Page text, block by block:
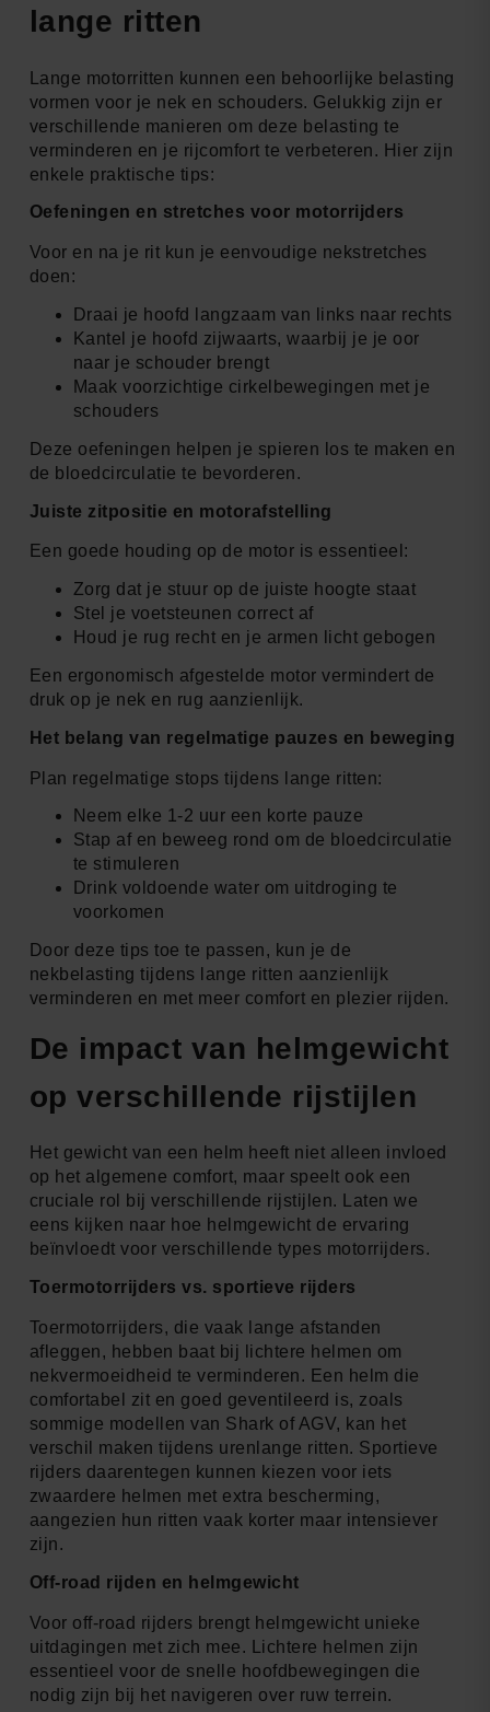
lange ritten
Lange motorritten kunnen een behoorlijke belasting
vormen voor je nek en schouders. Gelukkig zijn er
verschillende manieren om deze belasting te
verminderen en je rijcomfort te verbeteren. Hier zijn
enkele praktische tips:
Oefeningen en stretches voor motorrijders
Voor en na je rit kun je eenvoudige nekstretches
doen:
Draai je hoofd langzaam van links naar rechts
Kantel je hoofd zijwaarts, waarbij je je oor
naar je schouder brengt
Maak voorzichtige cirkelbewegingen met je
schouders
Deze oefeningen helpen je spieren los te maken en
de bloedcirculatie te bevorderen.
Juiste zitpositie en motorafstelling
Een goede houding op de motor is essentieel:
Zorg dat je stuur op de juiste hoogte staat
Stel je voetsteunen correct af
Houd je rug recht en je armen licht gebogen
Een ergonomisch afgestelde motor vermindert de
druk op je nek en rug aanzienlijk.
Het belang van regelmatige pauzes en beweging
Plan regelmatige stops tijdens lange ritten:
Neem elke 1-2 uur een korte pauze
Stap af en beweeg rond om de bloedcirculatie
te stimuleren
Drink voldoende water om uitdroging te
voorkomen
Door deze tips toe te passen, kun je de
nekbelasting tijdens lange ritten aanzienlijk
verminderen en met meer comfort en plezier rijden.
De impact van helmgewicht
op verschillende rijstijlen
Het gewicht van een helm heeft niet alleen invloed
op het algemene comfort, maar speelt ook een
cruciale rol bij verschillende rijstijlen. Laten we
eens kijken naar hoe helmgewicht de ervaring
beïnvloedt voor verschillende types motorrijders.
Toermotorrijders vs. sportieve rijders
Toermotorrijders, die vaak lange afstanden
afleggen, hebben baat bij lichtere helmen om
nekvermoeidheid te verminderen. Een helm die
comfortabel zit en goed geventileerd is, zoals
sommige modellen van Shark of AGV, kan het
verschil maken tijdens urenlange ritten. Sportieve
rijders daarentegen kunnen kiezen voor iets
zwaardere helmen met extra bescherming,
aangezien hun ritten vaak korter maar intensiever
zijn.
Off-road rijden en helmgewicht
Voor off-road rijders brengt helmgewicht unieke
uitdagingen met zich mee. Lichtere helmen zijn
essentieel voor de snelle hoofdbewegingen die
nodig zijn bij het navigeren over ruw terrein.